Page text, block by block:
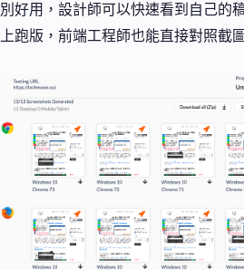
別好用，設計師可以快速看到自己的
上跑版，前端工程師也能直接對照截